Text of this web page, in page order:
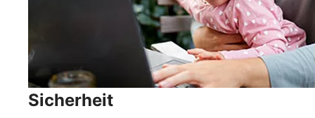
Sicherheit